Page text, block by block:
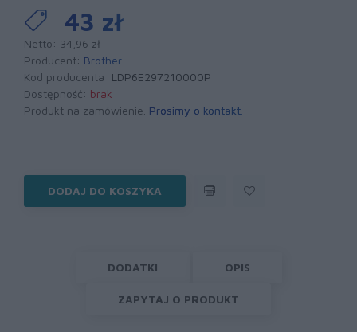
43 zł
Netto: 34,96 zł
Producent: Brother
Kod producenta: LDP6E297210000P
Dostępność: brak
Produkt na zamówienie. Prosimy o kontakt
DODAJ DO KOSZYKA
DODATKI OPIS
ZAPYTAJ O PRODUKT